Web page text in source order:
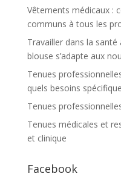
Vêtements médicaux :
communs à tous les
Travailler dans la santé
blouse s’adapte aux
Tenues
quels besoins
Tenues
Tenues médicales et
et clinique
Facebook